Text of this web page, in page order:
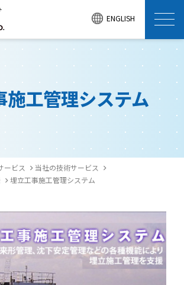
ENGLISH
施工管理システム
ービス
当社の技術サービス
埋立工事施工管理システム